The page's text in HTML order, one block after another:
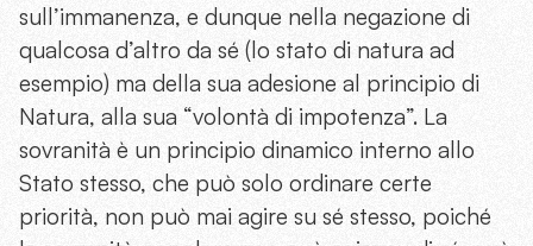
sull’immanenza, e dunque nella negazione di
qualcosa d’altro da sé (lo stato di natura ad
esempio) ma della sua adesione al principio di
Natura, alla sua “volontà di impotenza”. La
sovranità è un principio dinamico interno allo
Stato stesso, che può solo ordinare certe
priorità, non può mai agire su sé stesso, poiché